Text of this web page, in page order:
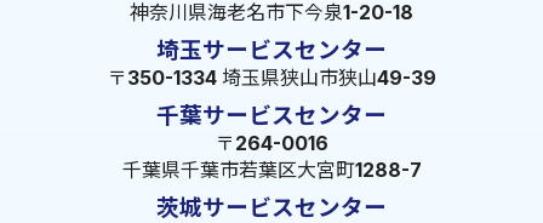
神奈川県海老名市下今泉1-20-18
埼玉サービスセンター
〒350-1334 埼玉県狭山市狭山49-39
千葉サービスセンター
〒264-0016
千葉県千葉市若葉区大宮町1288-7
茨城サービスセンター